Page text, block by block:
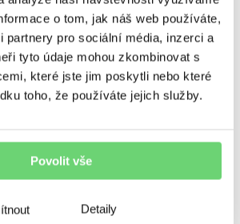
Detaily
o tom, jak náš web používáte,
partnery pro sociální média, inzerci a
tyto údaje mohou zkombinovat s
které jste jim poskytli nebo které
toho, že používáte jejich služby.
Povolit vše
webináře Inteligentní
portfolio pro
Jaké výnosy očekávat? Jaký